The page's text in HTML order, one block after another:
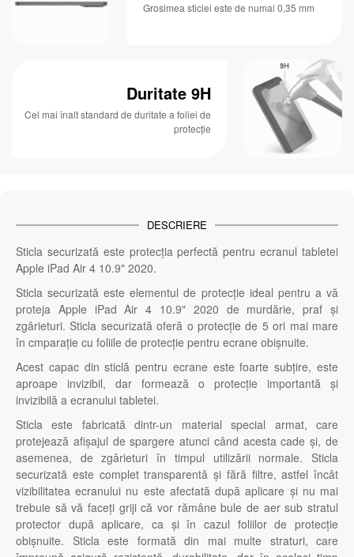
Grosimea sticlei este de numai 0,35 mm
Duritate 9H
Cel mai înalt standard de duritate a foliei de
protecție
DESCRIERE
Sticla securizată este protecția perfectă pentru ecranul tabletei
Apple iPad Air 4 10.9" 2020.
Sticla securizată este elementul de protecție ideal pentru a vă
proteja Apple iPad Air 4 10.9" 2020 de murdărie, praf și
zgârieturi. Sticla securizată oferă o protecție de 5 ori mai mare
în cmparație cu foliile de protecție pentru ecrane obișnuite.
Acest capac din sticlă pentru ecrane este foarte subțire, este
aproape invizibil, dar formează o protecție importantă și
invizibilă a ecranului tabletei.
Sticla este fabricată dintr-un material special armat, care
protejează afișajul de spargere atunci când acesta cade și, de
asemenea, de zgârieturi în timpul utilizării normale. Sticla
securizată este complet transparentă și fără filtre, astfel încât
vizibilitatea ecranului nu este afectată după aplicare și nu mai
trebuie să vă faceți griji că vor rămâne bule de aer sub stratul
protector după aplicare, ca și în cazul foliilor de protecție
obișnuite. Sticla este formată din mai multe straturi, care